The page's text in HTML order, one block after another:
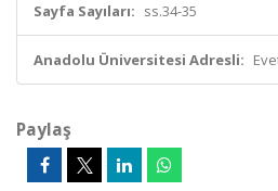
Sayfa Sayıları: ss.34-35
Anadolu Üniversitesi Adresli:
Paylaş